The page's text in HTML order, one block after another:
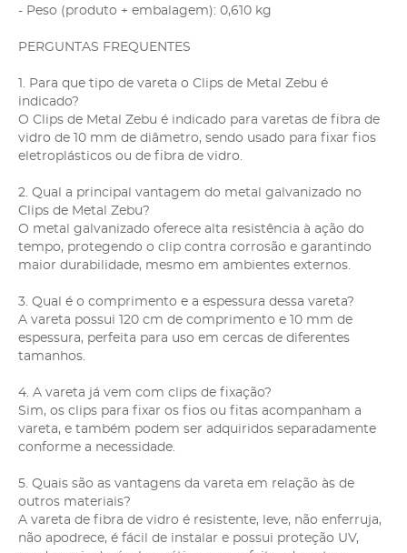
- Peso (produto + embalagem): 0,610 kg
PERGUNTAS FREQUENTES
1. Para que tipo de vareta o Clips de Metal Zebu é
indicado?
O Clips de Metal Zebu é indicado para varetas de fibra de
vidro de 10 mm de diâmetro, sendo usado para fixar fios
eletroplásticos ou de fibra de vidro.
2. Qual a principal vantagem do metal galvanizado no
Clips de Metal Zebu?
O metal galvanizado oferece alta resistência à ação do
tempo, protegendo o clip contra corrosão e garantindo
maior durabilidade, mesmo em ambientes externos.
3. Qual é o comprimento e a espessura dessa vareta?
A vareta possui 120 cm de comprimento e 10 mm de
espessura, perfeita para uso em cercas de diferentes
tamanhos.
4. A vareta já vem com clips de fixação?
Sim, os clips para fixar os fios ou fitas acompanham a
vareta, e também podem ser adquiridos separadamente
conforme a necessidade.
5. Quais são as vantagens da vareta em relação às de
outros materiais?
A vareta de fibra de vidro é resistente, leve, não enferruja,
não apodrece, é fácil de instalar e possui proteção UV,